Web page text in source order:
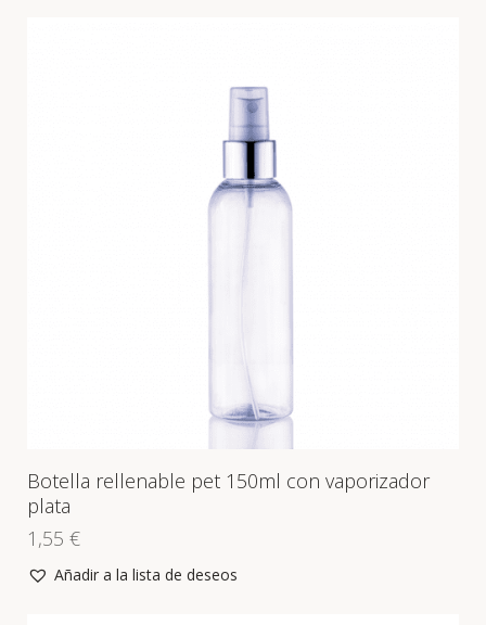
Botella rellenable pet 150ml con vaporizador
plata
1,55 €
Añadir a la lista de deseos